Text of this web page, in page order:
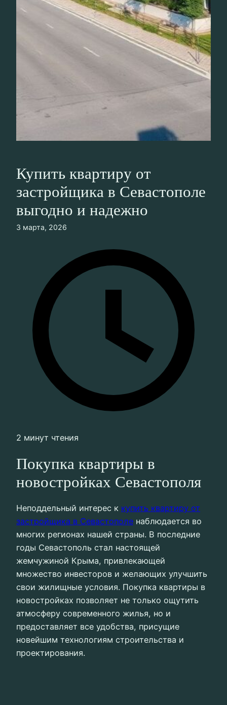
Купить квартиру от
застройщика в Севастополе
выгодно и надежно
3 марта, 2026
2 минут чтения
Покупка квартиры в
новостройках Севастополя
Неподдельный интерес к купить квартиру от
застройщика в Севастополе наблюдается во
многих регионах нашей страны. В последние
годы Севастополь стал настоящей
жемчужиной Крыма, привлекающей
множество инвесторов и желающих улучшить
свои жилищные условия. Покупка квартиры в
новостройках позволяет не только ощутить
атмосферу современного жилья, но и
предоставляет все удобства, присущие
новейшим технологиям строительства и
проектирования.